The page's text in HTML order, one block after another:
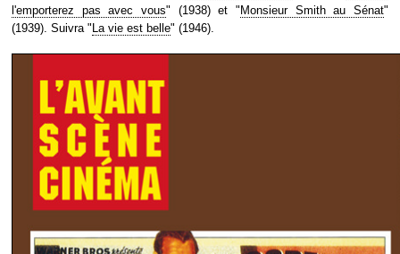
l'emporterez pas avec vous" (1938) et " Monsieur Smith au Sénat"
(1939). Suivra " La vie est belle" (1946).